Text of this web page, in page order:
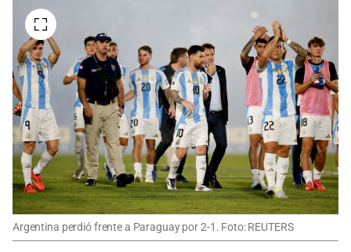
Argentina perdió frente a Paraguay por 2-1. Foto: REUTERS